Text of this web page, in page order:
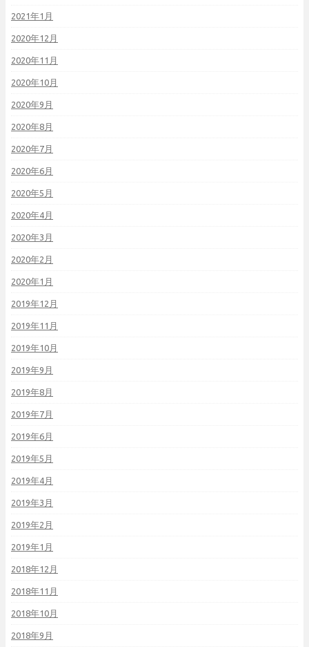
2021年1月
2020年12月
2020年11月
2020年10月
2020年9月
2020年8月
2020年7月
2020年6月
2020年5月
2020年4月
2020年3月
2020年2月
2020年1月
2019年12月
2019年11月
2019年10月
2019年9月
2019年8月
2019年7月
2019年6月
2019年5月
2019年4月
2019年3月
2019年2月
2019年1月
2018年12月
2018年11月
2018年10月
2018年9月